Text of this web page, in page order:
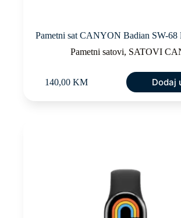
Pametni sat CANYON Badian SW-68
Pametni satovi, SATOVI
140,00 KM Dodaj